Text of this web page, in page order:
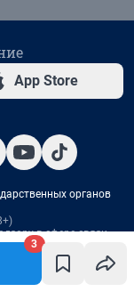
3
App Store
органов
в сфере связи,
(Роскомнадзор)
от 06.02.2023 г.
"ИНТЕРНЕТ